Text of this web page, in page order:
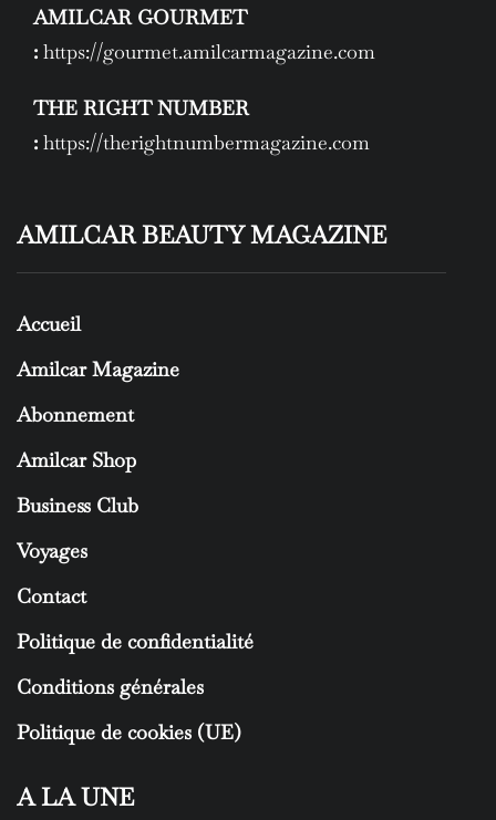
AMILCAR GOURMET
: https://gourmet.amilcarmagazine.com
THE RIGHT NUMBER
: https://therightnumbermagazine.com
AMILCAR BEAUTY MAGAZINE
Accueil
Amilcar Magazine
Abonnement
Amilcar Shop
Business Club
Voyages
Contact
Politique de confidentialité
Conditions générales
Politique de cookies (UE)
A LA UNE